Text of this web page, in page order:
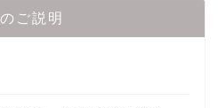
ご説明